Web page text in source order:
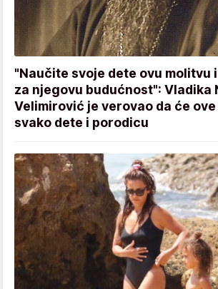
"Naučite svoje dete ovu molitvu
za njegovu budućnost": Vladika
Velimirović je verovao da će
svako dete i porodicu